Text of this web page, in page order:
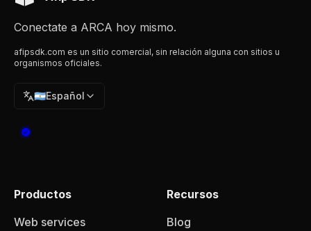
Conectate a ARCA hoy mismo.
afipsdk.com es un sitio comercial, sin relación alguna con sitios u
organismos oficiales.
🇦🇷Español
Productos
Web services
Recursos
Blog